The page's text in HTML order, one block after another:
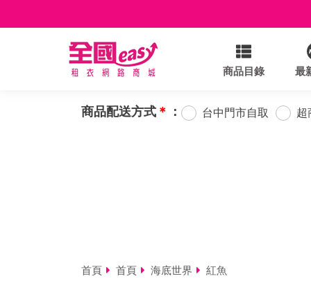
商品目錄 最
商品配送方式 ＊ ： 台中門市自取 超
首頁 首頁 海底世界 紅魚